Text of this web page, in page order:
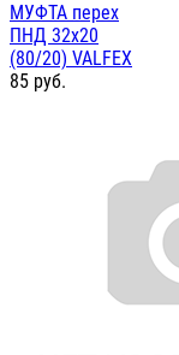
МУФТА перех
ПНД 32х20
(80/20) VALFEX
85 руб.